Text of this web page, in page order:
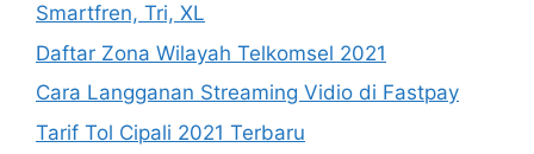
Smartfren, Tri, XL
Daftar Zona Wilayah Telkomsel 2021
Cara Langganan Streaming Vidio di Fastpay
Tarif Tol Cipali 2021 Terbaru